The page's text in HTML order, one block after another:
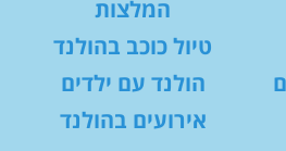
המלצות
טיול כוכב בהולנד
הולנד עם ילדים
אירועים בהולנד